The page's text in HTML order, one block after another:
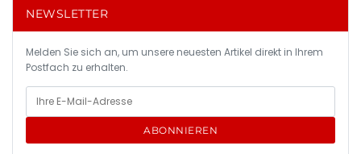
NEWSLETTER
Melden Sie sich an, um unsere neuesten Artikel direkt in Ihrem
Postfach zu erhalten.
ABONNIEREN